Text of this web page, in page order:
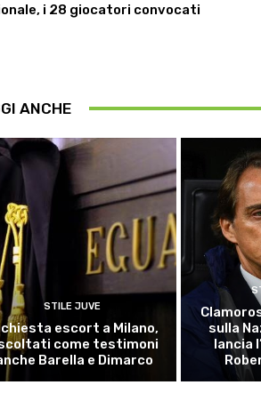
i 28 giocatori convocati
ANCHE
STILE JUVE
escort a Milano,
come testimoni
Barella e Dimarco
sulla
lancia